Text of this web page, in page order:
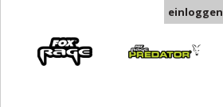
einloggen
Predator